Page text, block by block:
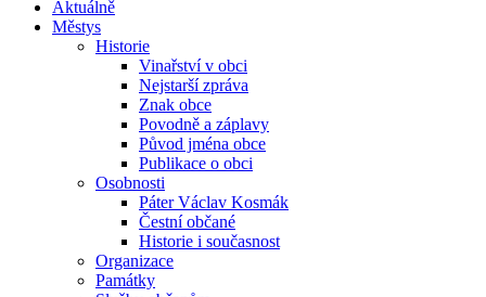
Aktuálně
Městys
Historie
Vinařství v obci
Nejstarší zpráva
Znak obce
Povodně a záplavy
Původ jména obce
Publikace o obci
Osobnosti
Páter Václav Kosmák
Čestní občané
Historie i současnost
Organizace
Památky